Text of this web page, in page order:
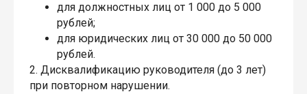
для должностных лиц от 1 000 до 5 000
рублей;
для юридических лиц от 30 000 до 50 000
рублей.
2. Дисквалификацию руководителя (до 3 лет)
при повторном нарушении.